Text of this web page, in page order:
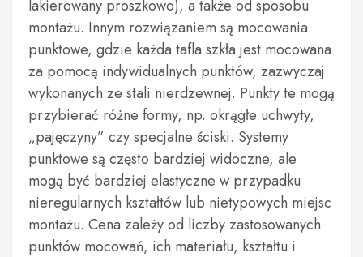
lakierowany proszkowo), a także od sposobu
montażu. Innym rozwiązaniem są mocowania
punktowe, gdzie każda tafla szkła jest mocowana
za pomocą indywidualnych punktów, zazwyczaj
wykonanych ze stali nierdzewnej. Punkty te mogą
przybierać różne formy, np. okrągłe uchwyty,
„pajęczyny” czy specjalne ściski. Systemy
punktowe są często bardziej widoczne, ale
mogą być bardziej elastyczne w przypadku
nieregularnych kształtów lub nietypowych miejsc
montażu. Cena zależy od liczby zastosowanych
punktów mocowań, ich materiału, kształtu i